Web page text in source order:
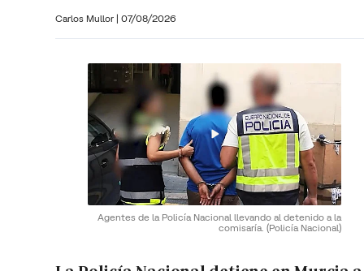
Carlos Mullor | 07/08/2026
Agentes de la Policía Nacional llevando al detenido a la
comisaría. (Policía Nacional)